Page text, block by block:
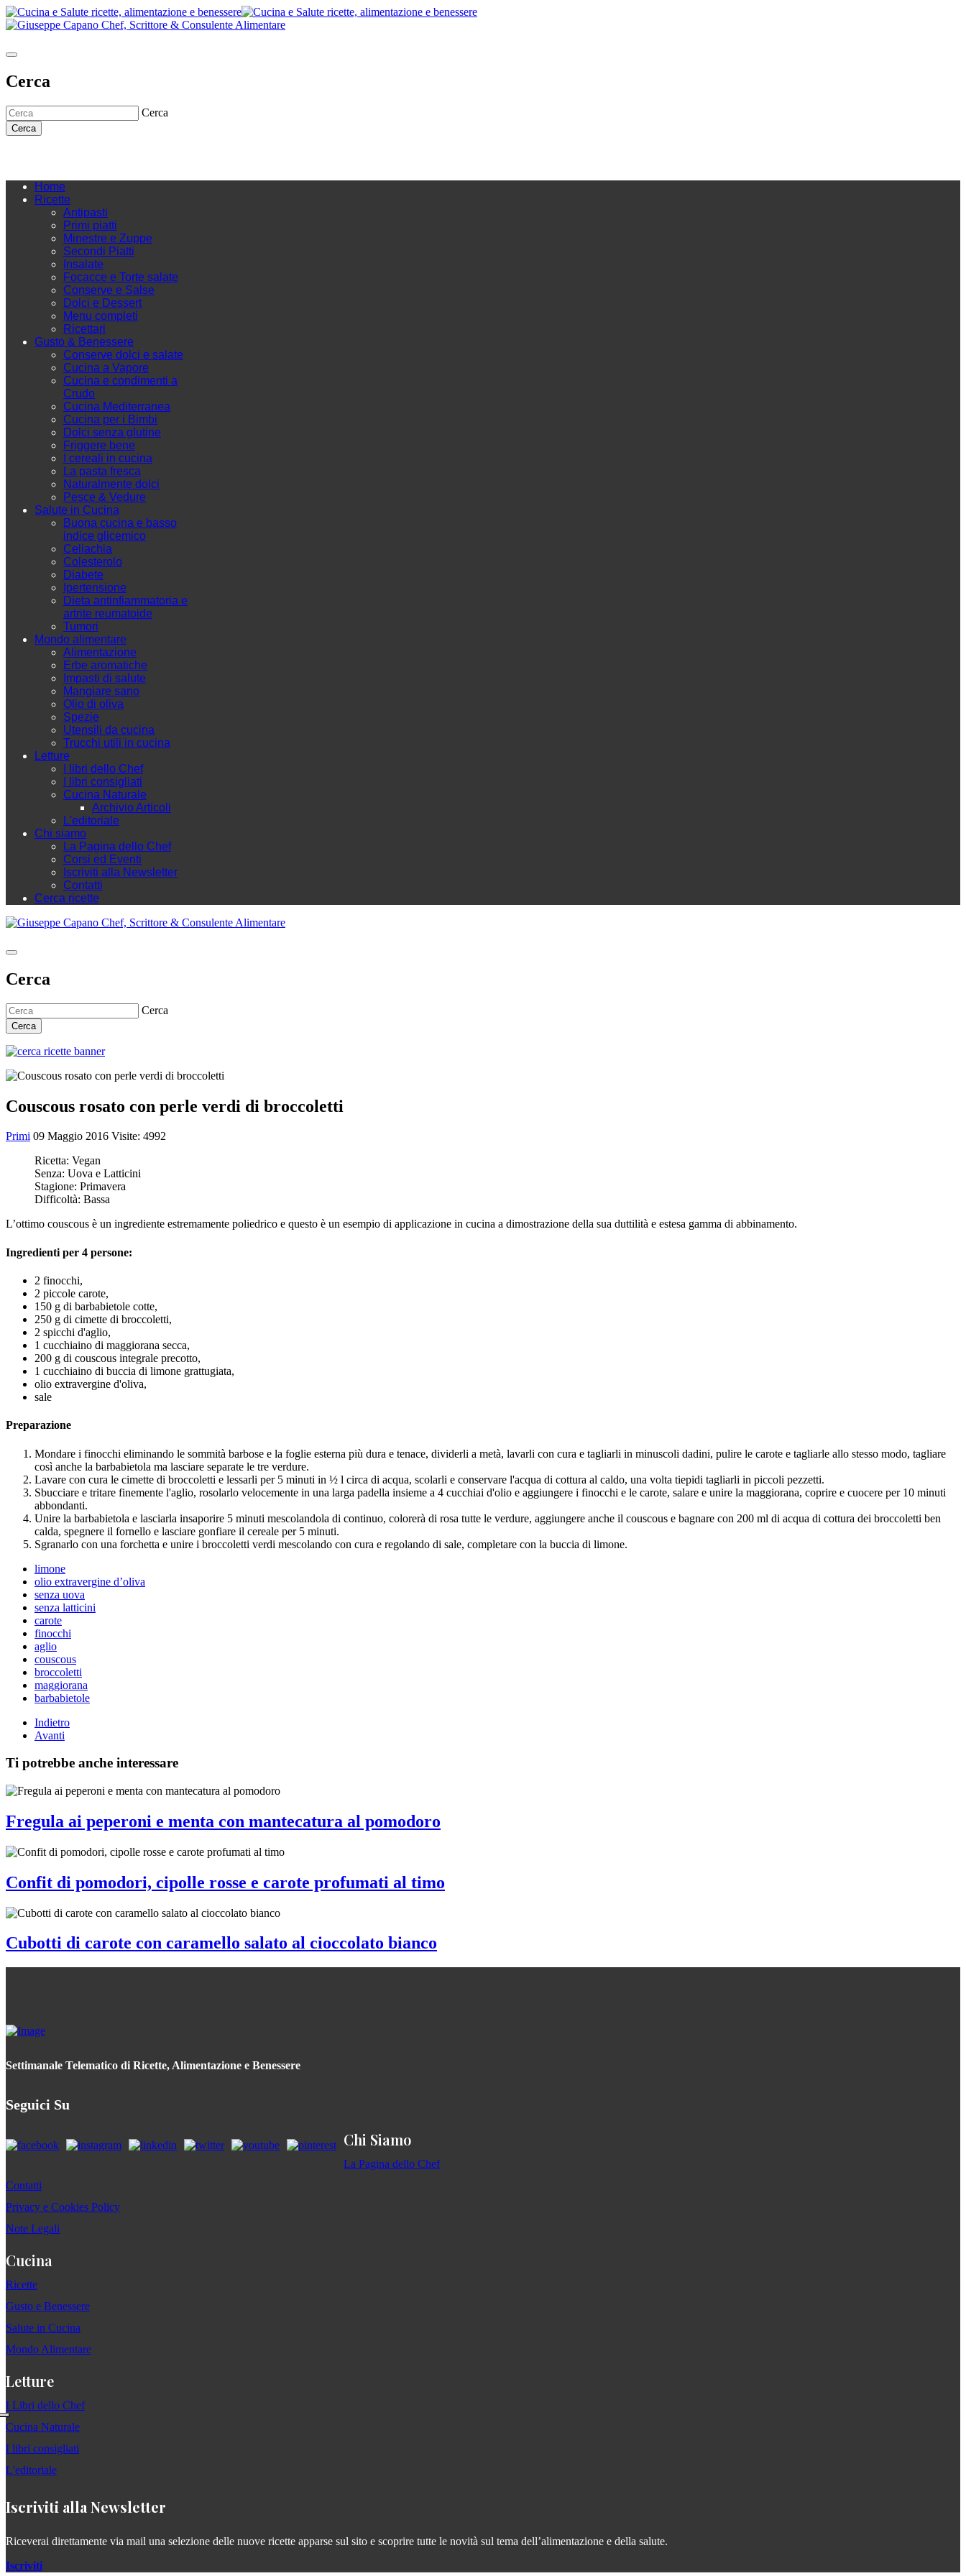
Cerca
Cerca
Cerca
Home
Ricette
Antipasti
Primi piatti
Minestre e Zuppe
Secondi Piatti
Insalate
Focacce e Torte salate
Conserve e Salse
Dolci e Dessert
Menu completi
Ricettari
Gusto & Benessere
Conserve dolci e salate
Cucina a Vapore
Cucina e condimenti a
Crudo
Cucina Mediterranea
Cucina per i Bimbi
Dolci senza glutine
Friggere bene
I cereali in cucina
La pasta fresca
Naturalmente dolci
Pesce & Vedure
Salute in Cucina
Buona cucina e basso
indice glicemico
Celiachia
Colesterolo
Diabete
Ipertensione
Dieta antinfiammatoria e
artrite reumatoide
Tumori
Mondo alimentare
Alimentazione
Erbe aromatiche
Impasti di salute
Mangiare sano
Olio di oliva
Spezie
Utensili da cucina
Trucchi utili in cucina
Letture
I libri dello Chef
I libri consigliati
Cucina Naturale
Archivio Articoli
L'editoriale
Chi siamo
La Pagina dello Chef
Corsi ed Eventi
Iscriviti alla Newsletter
Contatti
Cerca ricette
Cerca
Cerca
Cerca
Couscous rosato con perle verdi di broccoletti
Primi 09 Maggio 2016 Visite: 4992
Ricetta: Vegan
Senza: Uova e Latticini
Stagione: Primavera
Difficoltà: Bassa
L’ottimo couscous è un ingrediente estremamente poliedrico e questo è un esempio di applicazione in cucina a dimostrazione della sua duttilità e estesa gamma di abbinamento.
Ingredienti per 4 persone:
2 finocchi,
2 piccole carote,
150 g di barbabietole cotte,
250 g di cimette di broccoletti,
2 spicchi d'aglio,
1 cucchiaino di maggiorana secca,
200 g di couscous integrale precotto,
1 cucchiaino di buccia di limone grattugiata,
olio extravergine d'oliva,
sale
Preparazione
Mondare i finocchi eliminando le sommità barbose e la foglie esterna più dura e tenace, dividerli a metà, lavarli con cura e tagliarli in minuscoli dadini, pulire le carote e tagliarle allo stesso modo, tagliare
così anche la barbabietola ma lasciare separate le tre verdure.
Lavare con cura le cimette di broccoletti e lessarli per 5 minuti in ½ l circa di acqua, scolarli e conservare l'acqua di cottura al caldo, una volta tiepidi tagliarli in piccoli pezzetti.
Sbucciare e tritare finemente l'aglio, rosolarlo velocemente in una larga padella insieme a 4 cucchiai d'olio e aggiungere i finocchi e le carote, salare e unire la maggiorana, coprire e cuocere per 10 minuti
abbondanti.
Unire la barbabietola e lasciarla insaporire 5 minuti mescolandola di continuo, colorerà di rosa tutte le verdure, aggiungere anche il couscous e bagnare con 200 ml di acqua di cottura dei broccoletti ben
calda, spegnere il fornello e lasciare gonfiare il cereale per 5 minuti.
Sgranarlo con una forchetta e unire i broccoletti verdi mescolando con cura e regolando di sale, completare con la buccia di limone.
limone
olio extravergine d’oliva
senza uova
senza latticini
carote
finocchi
aglio
couscous
broccoletti
maggiorana
barbabietole
Indietro
Avanti
Ti potrebbe anche interessare
Fregula ai peperoni e menta con mantecatura al pomodoro
Confit di pomodori, cipolle rosse e carote profumati al timo
Cubotti di carote con caramello salato al cioccolato bianco
Settimanale Telematico di Ricette, Alimentazione e Benessere
Seguici Su
Chi Siamo
La Pagina dello Chef
Contatti
Privacy e Cookies Policy
Note Legali
Cucina
Ricette
Gusto e Benessere
Salute in Cucina
Mondo Alimentare
Letture
I Libri dello Chef
Cucina Naturale
I libri consigliati
L'editoriale
Iscriviti alla Newsletter
Riceverai direttamente via mail una selezione delle nuove ricette apparse sul sito e scoprire tutte le novità sul tema dell’alimentazione e della salute.
Iscriviti